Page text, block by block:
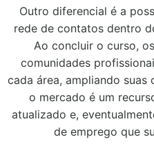
Outro diferencial é a
rede de contatos dentro
Ao concluir o curso,
comunidades
cada área, ampliando suas
o mercado é um
atualizado e,
de emprego que